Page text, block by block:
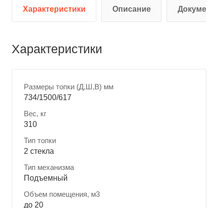
Характеристики Описание
Характеристики
Размеры топки (Д,Ш,В) мм
734/1500/617
Вес, кг
310
Тип топки
2 стекла
Тип механизма
Подъемный
Объем помещения, м3
до 20